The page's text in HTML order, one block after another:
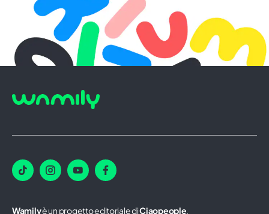
Wamilyè un progetto editoriale diCiaopeople.